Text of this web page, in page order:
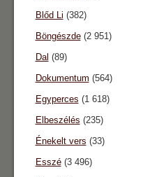
Blőd Li (382)
Böngészde(2 951)
Dal (89)
Dokumentum (564)
Egyperces (1 618)
Elbeszélés (235)
Énekelt vers (33)
Esszé(3 496)